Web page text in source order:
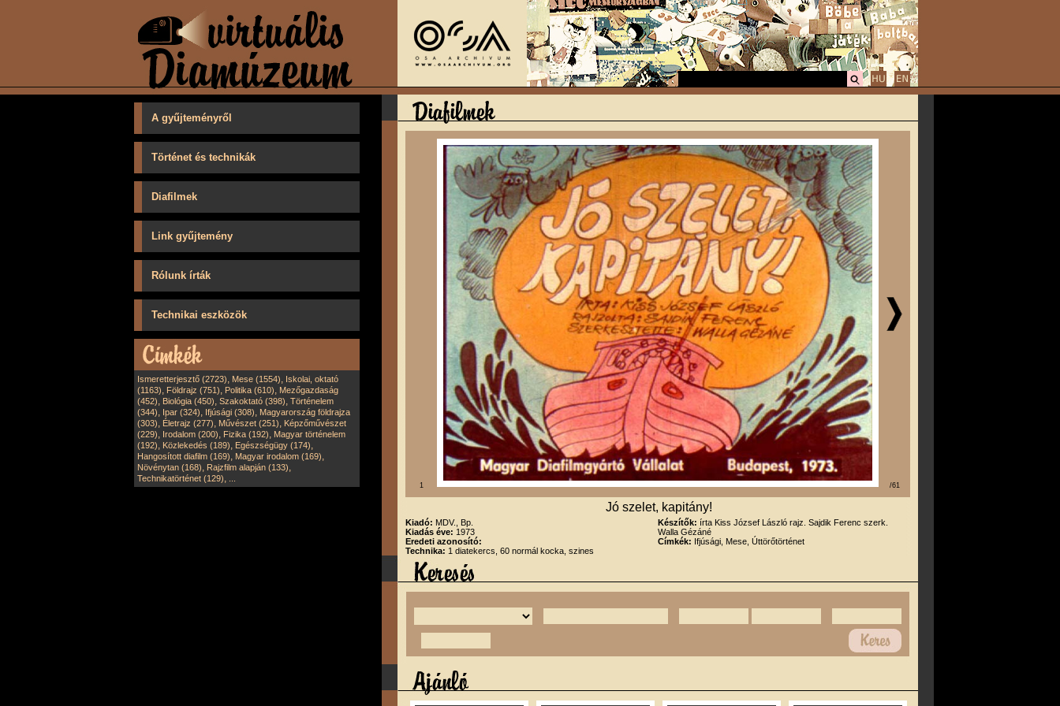
A gyűjteményről
Történet és technikák
Diafilmek
Link gyűjtemény
Rólunk írták
Technikai eszközök
Ismeretterjesztő (2723), Mese (1554), Iskolai, oktató
(1163), Földrajz (751), Politika (610), Mezőgazdaság
(452), Biológia (450), Szakoktató (398), Történelem
(344), Ipar (324), Ifjúsági (308), Magyarország földrajza
(303), Életrajz (277), Művészet (251), Képzőművészet
(229), Irodalom (200), Fizika (192), Magyar történelem
(192), Közlekedés (189), Egészségügy (174),
Hangosított diafilm (169), Magyar irodalom (169),
Növénytan (168), Rajzfilm alapján (133),
Technikatörténet (129),
1 /61
Jó szelet, kapitány!
Kiadó: MDV., Bp.
Kiadás éve: 1973
Eredeti azonosító:
Technika: 1 diatekercs, 60 normál kocka, szines
Készítők: írta Kiss József László rajz. Sajdik Ferenc szerk.
Walla Gézáné
Címkék: Ifjúsági, Mese, Úttörőtörténet